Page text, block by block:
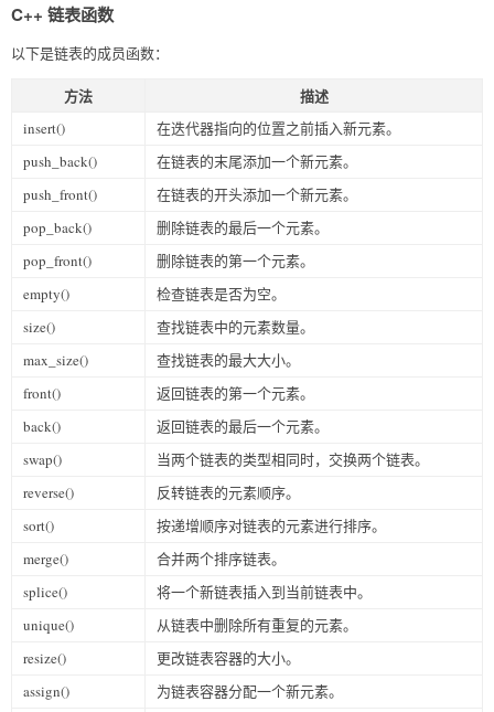
C++ 链表函数
以下是链表的成员函数：
方法 描述
insert()
在迭代器指向的位置之前插入新元素。
push_back()
在链表的末尾添加一个新元素。
push_front()
在链表的开头添加一个新元素。
pop_back()
删除链表的最后一个元素。
pop_front()
删除链表的第一个元素。
empty()
检查链表是否为空。
size()
查找链表中的元素数量。
max_size()
查找链表的最大大小。
front()
返回链表的第一个元素。
back()
返回链表的最后一个元素。
swap()
当两个链表的类型相同时，交换两个链表。
reverse()
反转链表的元素顺序。
sort()
按递增顺序对链表的元素进行排序。
merge()
合并两个排序链表。
splice()
将一个新链表插入到当前链表中。
unique()
从链表中删除所有重复的元素。
resize()
更改链表容器的大小。
assign()
为链表容器分配一个新元素。